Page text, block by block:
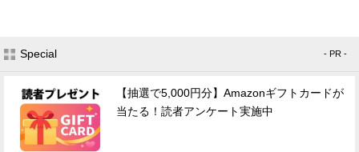
Special - PR -
【抽選で5,000円分】Amazonギフトカードが
当たる！読者アンケート実施中